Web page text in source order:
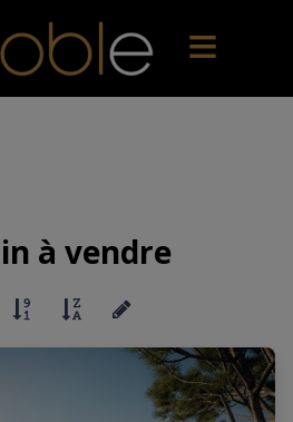
à vendre